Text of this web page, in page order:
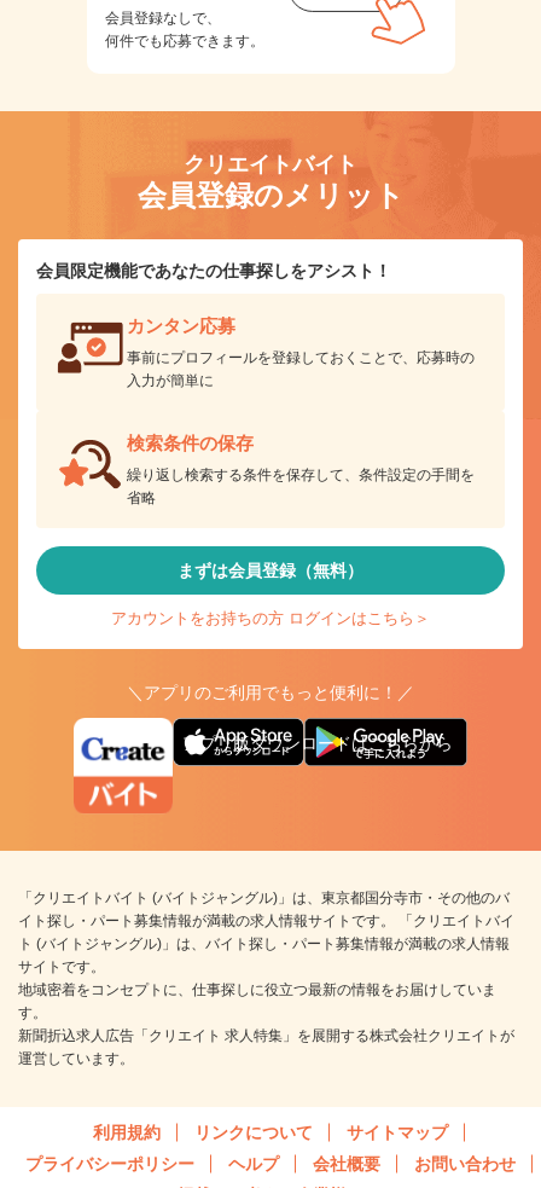
会員登録なしで、
何件でも応募できます。
クリエイトバイト
会員登録のメリット
会員限定機能であなたの仕事探しをアシスト！
カンタン応募
事前にプロフィールを登録しておくことで、応募時の
入力が簡単に
検索条件の保存
繰り返し検索する条件を保存して、条件設定の手間を
省略
まずは会員登録（無料）
アカウントをお持ちの方 ログインはこちら＞
＼アプリのご利用でもっと便利に！／
アプリ版ダウンロードはこちらから
「クリエイトバイト (バイトジャングル)」は、東京都国分寺市・その他のバ
イト探し・パート募集情報が満載の求人情報サイトです。 「クリエイトバイ
ト (バイトジャングル)」は、バイト探し・パート募集情報が満載の求人情報
サイトです。
地域密着をコンセプトに、仕事探しに役立つ最新の情報をお届けしていま
す。
新聞折込求人広告「クリエイト 求人特集」を展開する株式会社クリエイトが
運営しています。
利用規約 リンクについて
サイトマップ
プライバシーポリシー
ヘルプ 会社概要
お問い合わせ